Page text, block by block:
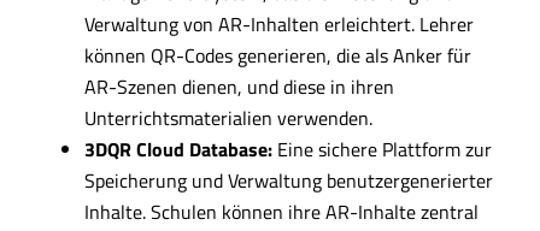
Verwaltung von AR-Inhalten erleichtert. Lehrer
können QR-Codes generieren, die als Anker für
AR-Szenen dienen, und diese in ihren
Unterrichtsmaterialien verwenden.
3DQR Cloud Database: Eine sichere Plattform zur
Speicherung und Verwaltung benutzergenerierter
Inhalte. Schulen können ihre AR-Inhalte zentral